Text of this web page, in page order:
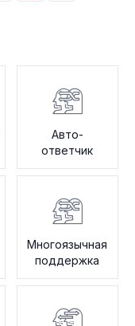
Авто-
ответчик
Многоязычная
поддержка